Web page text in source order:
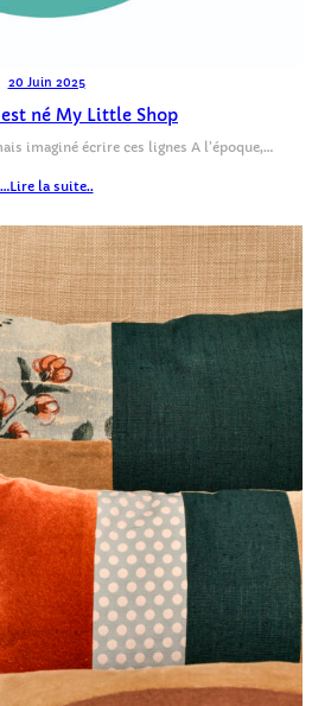
20 Juin 2025
né My Little Shop
imaginé écrire ces lignes A l’époque,…
…Lire la suite..